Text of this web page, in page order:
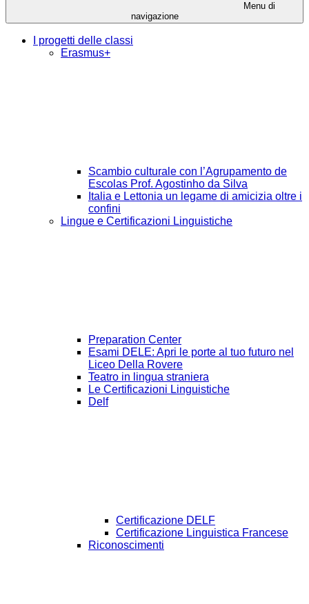
Menu di
navigazione
I progetti delle classi
Erasmus+
Scambio culturale con l’Agrupamento de
Escolas Prof. Agostinho da Silva
Italia e Lettonia un legame di amicizia oltre i
confini
Lingue e Certificazioni Linguistiche
Preparation Center
Esami DELE: Apri le porte al tuo futuro nel
Liceo Della Rovere
Teatro in lingua straniera
Le Certificazioni Linguistiche
Delf
Certificazione DELF
Certificazione Linguistica Francese
Riconoscimenti